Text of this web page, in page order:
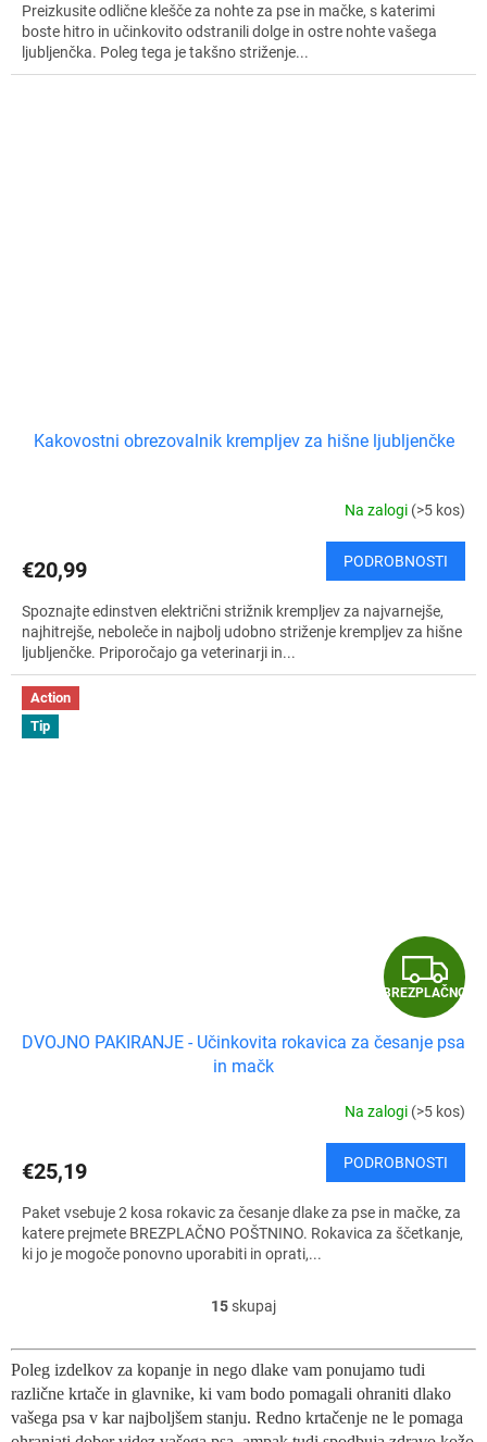
Preizkusite odlične klešče za nohte za pse in mačke, s katerimi
boste hitro in učinkovito odstranili dolge in ostre nohte vašega
ljubljenčka. Poleg tega je takšno striženje...
Kakovostni obrezovalnik krempljev za hišne ljubljenčke
Na zalogi (>5 kos)
€20,99 PODROBNOSTI
Spoznajte edinstven električni strižnik krempljev za najvarnejše,
najhitrejše, neboleče in najbolj udobno striženje krempljev za hišne
ljubljenčke. Priporočajo ga veterinarji in...
Action
Tip
B
R
E
Z
P
L
A
O
BREZPLAČNO
DVOJNO PAKIRANJE - Učinkovita rokavica za česanje psa
in mačk
Na zalogi (>5 kos)
€25,19 PODROBNOSTI
Paket vsebuje 2 kosa rokavic za česanje dlake za pse in mačke, za
katere prejmete BREZPLAČNO POŠTNINO. Rokavica za ščetkanje,
ki jo je mogoče ponovno uporabiti in oprati,...
K
n
t
r
o
15 skupaj
Poleg izdelkov za kopanje in nego dlake vam ponujamo tudi
različne krtače in glavnike, ki vam bodo pomagali ohraniti dlako
vašega psa v kar najboljšem stanju. Redno krtačenje ne le pomaga